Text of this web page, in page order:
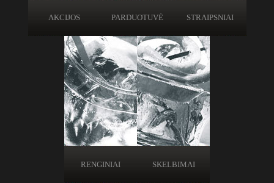
AKCIJOS PARDUOTUVĖ STRAIPSNIAI
RENGINIAI SKELBIMAI